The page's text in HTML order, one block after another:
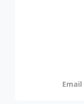
Email